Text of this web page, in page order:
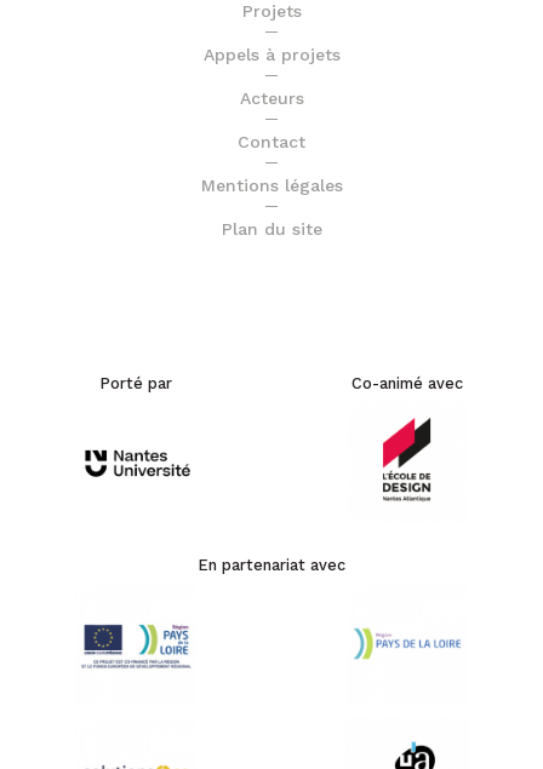
Projets
Appels à projets
Acteurs
Contact
Mentions légales
Plan du site
Porté par Co-animé avec
En partenariat avec